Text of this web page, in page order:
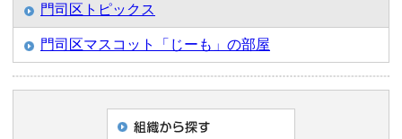
門司区トピックス
門司区マスコット「じーも」の部屋